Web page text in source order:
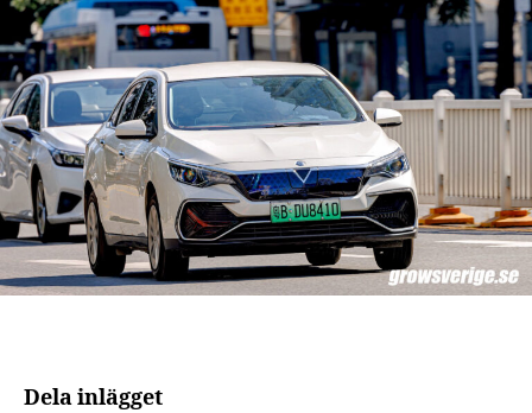
saktar
ner
bensinförsäljningen
Dela inlägget